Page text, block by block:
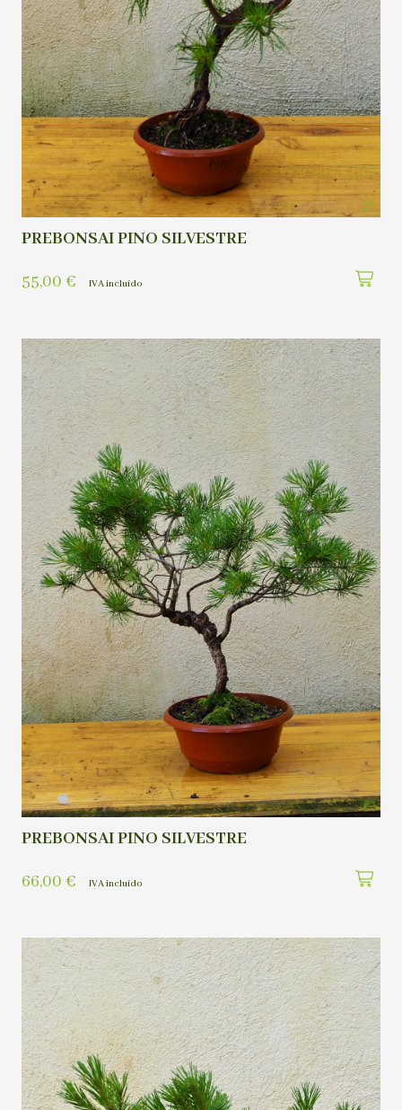
PREBONSAI PINO SILVESTRE
55,00 € IVA incluído
PREBONSAI PINO SILVESTRE
66,00 € IVA incluído